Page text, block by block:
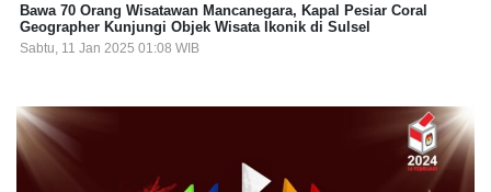
Bawa 70 Orang Wisatawan Mancanegara, Kapal Pesiar Coral
Geographer Kunjungi Objek Wisata Ikonik di Sulsel
Sabtu, 11 Jan 2025 01:08 WIB